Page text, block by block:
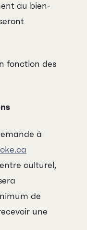
27
au bien-
fonction des
à
culturel,
de
une